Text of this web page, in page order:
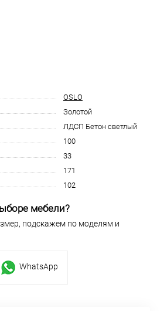
OSLO
Золотой
ЛДСП Бетон светлый
100
33
171
102
мебели?
подскажем по моделям и
WhatsApp